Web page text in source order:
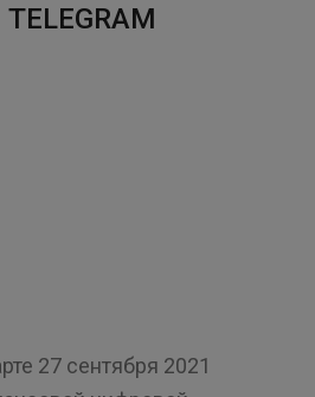
TELEGRAM
27 сентября 2021